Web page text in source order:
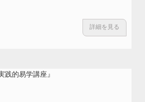
詳細を見る